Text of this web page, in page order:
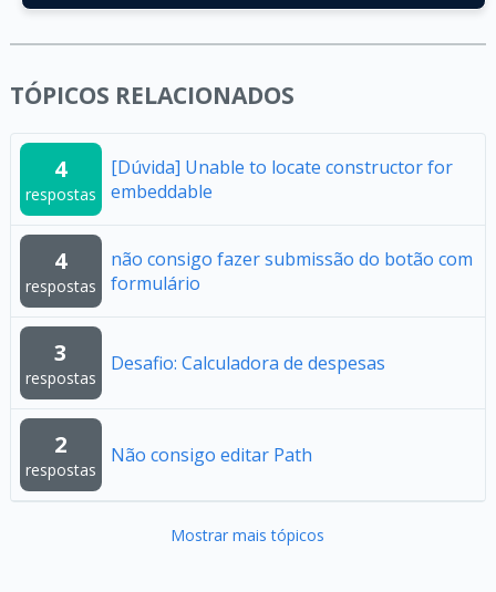
TÓPICOS RELACIONADOS
4
respostas
[Dúvida] Unable to locate constructor for
embeddable
4
respostas
não consigo fazer submissão do botão com
formulário
3
respostas
Desafio: Calculadora de despesas
2
respostas
Não consigo editar Path
Mostrar mais tópicos